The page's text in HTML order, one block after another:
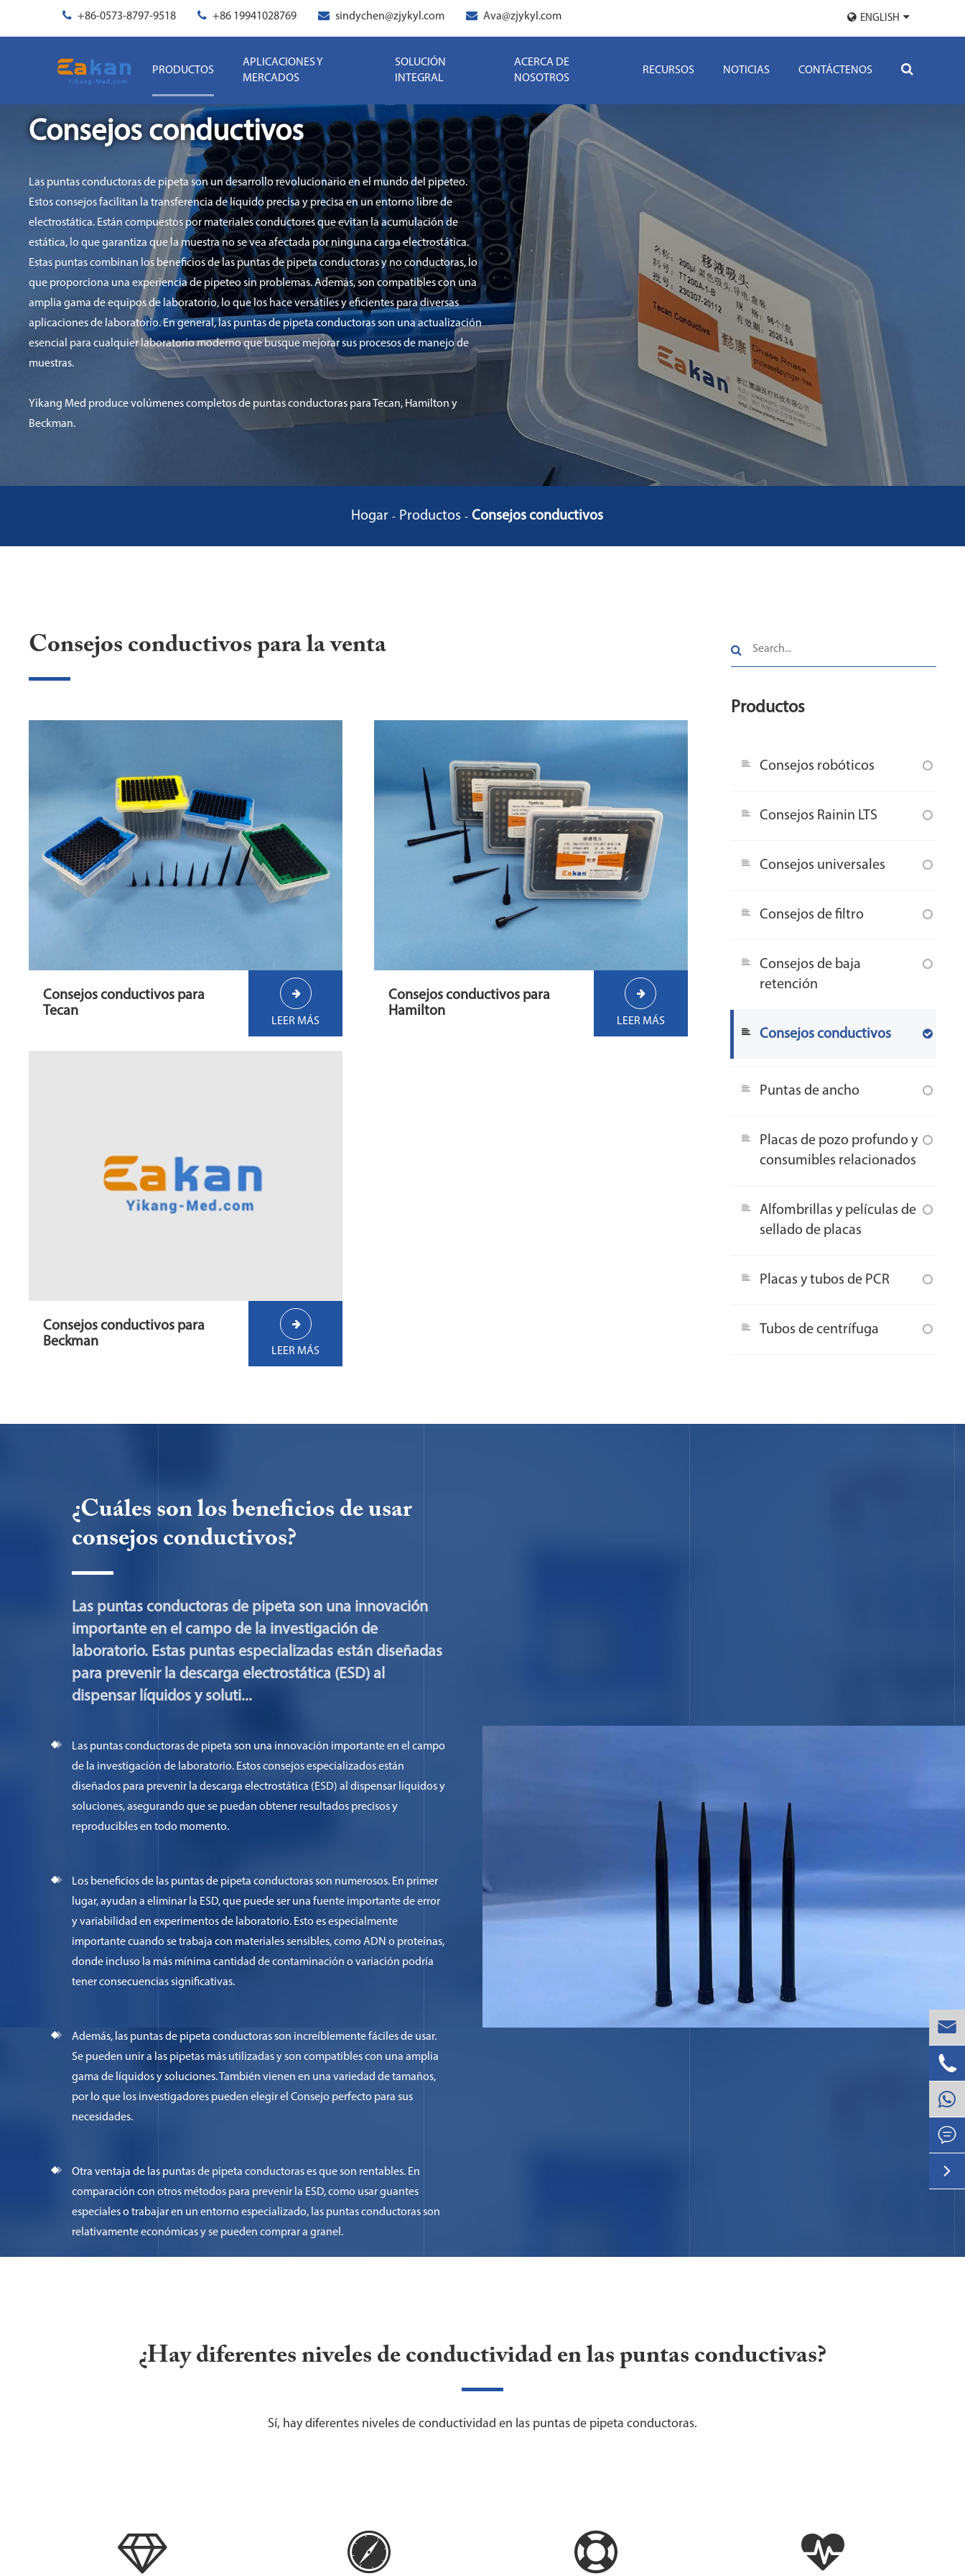
+86-0573-8797-9518 +86 19941028769 sindychen@zjykyl.com Ava@zjykyl.com ENGLISH
PRODUCTOS
APLICACIONES Y
MERCADOS
SOLUCIÓN
INTEGRAL
ACERCA DE
NOSOTROS
RECURSOS NOTICIAS CONTÁCTENOS
Consejos conductivos
Las puntas conductoras de pipeta son un desarrollo revolucionario en el mundo del pipeteo.
Estos consejos facilitan la transferencia de líquido precisa y precisa en un entorno libre de
electrostática. Están compuestos por materiales conductores que evitan la acumulación de
estática, lo que garantiza que la muestra no se vea afectada por ninguna carga electrostática.
Estas puntas combinan los beneficios de las puntas de pipeta conductoras y no conductoras, lo
que proporciona una experiencia de pipeteo sin problemas. Además, son compatibles con una
amplia gama de equipos de laboratorio, lo que los hace versátiles y eficientes para diversas
aplicaciones de laboratorio. En general, las puntas de pipeta conductoras son una actualización
esencial para cualquier laboratorio moderno que busque mejorar sus procesos de manejo de
muestras.
Yikang Med produce volúmenes completos de puntas conductoras para Tecan, Hamilton y
Beckman.
Hogar Productos Consejos conductivos
Consejos conductivos para la venta
Consejos conductivos para
Tecan
LEER MÁS
Consejos conductivos para
Hamilton
LEER MÁS
Consejos conductivos para
Beckman
LEER MÁS
Productos
Consejos robóticos
Consejos Rainin LTS
Consejos universales
Consejos de filtro
Consejos de baja
retención
Consejos conductivos
Puntas de ancho
Placas de pozo profundo y
consumibles relacionados
Alfombrillas y películas de
sellado de placas
Placas y tubos de PCR
Tubos de centrífuga
¿Cuáles son los beneficios de usar
consejos conductivos?
Las puntas conductoras de pipeta son una innovación
importante en el campo de la investigación de
laboratorio. Estas puntas especializadas están diseñadas
para prevenir la descarga electrostática (ESD) al
dispensar líquidos y soluti...
Las puntas conductoras de pipeta son una innovación importante en el campo
de la investigación de laboratorio. Estos consejos especializados están
diseñados para prevenir la descarga electrostática (ESD) al dispensar líquidos y
soluciones, asegurando que se puedan obtener resultados precisos y
reproducibles en todo momento.
Los beneficios de las puntas de pipeta conductoras son numerosos. En primer
lugar, ayudan a eliminar la ESD, que puede ser una fuente importante de error
y variabilidad en experimentos de laboratorio. Esto es especialmente
importante cuando se trabaja con materiales sensibles, como ADN o proteínas,
donde incluso la más mínima cantidad de contaminación o variación podría
tener consecuencias significativas.
Además, las puntas de pipeta conductoras son increíblemente fáciles de usar.
Se pueden unir a las pipetas más utilizadas y son compatibles con una amplia
gama de líquidos y soluciones. También vienen en una variedad de tamaños,
por lo que los investigadores pueden elegir el Consejo perfecto para sus
necesidades.
Otra ventaja de las puntas de pipeta conductoras es que son rentables. En
comparación con otros métodos para prevenir la ESD, como usar guantes
especiales o trabajar en un entorno especializado, las puntas conductoras son
relativamente económicas y se pueden comprar a granel.
¿Hay diferentes niveles de conductividad en las puntas conductivas?
Sí, hay diferentes niveles de conductividad en las puntas de pipeta conductoras.



